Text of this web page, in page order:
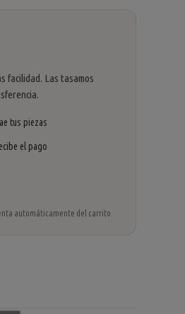
facilidad. Las tasamos
tus piezas
el pago
automáticamente del carrito.